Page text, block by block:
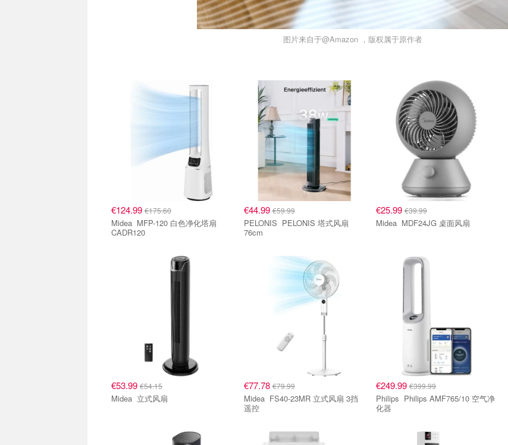
图片来自于@Amazon ，版权属于原作者
€124.99 €175.60
Midea MFP-120 白色净化塔扇
CADR120
€44.99€59.99
PELONIS PELONIS 塔式风扇
76cm
€25.99 €39.99
Midea MDF24JG 桌面风扇
€53.99 €54.15
Midea 立式风扇
€77.78€79.99
Midea FS40-23MR 立式风扇 3挡
遥控
€249.99 €399.99
Philips Philips AMF765/10 空气净
化器